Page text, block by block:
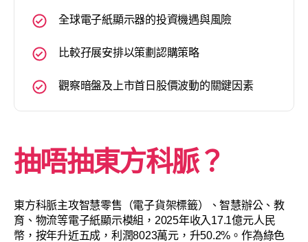
全球電子紙顯示器的投資機遇與風險
比較孖展安排以策劃認購策略
觀察暗盤及上市首日股價波動的關鍵因素
抽唔抽東方科脈？
東方科脈主攻智慧零售（電子貨架標籤）、智慧辦公、教
育、物流等電子紙顯示模組，2025年收入17.1億元人民
幣，按年升近五成，利潤8023萬元，升50.2%。作為綠色